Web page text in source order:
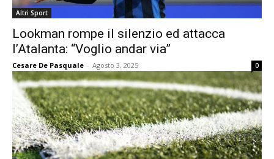
Altri Sport
Lookman rompe il silenzio ed attacca
l’Atalanta: “Voglio andar via”
Cesare De Pasquale - Agosto 3, 2025 0